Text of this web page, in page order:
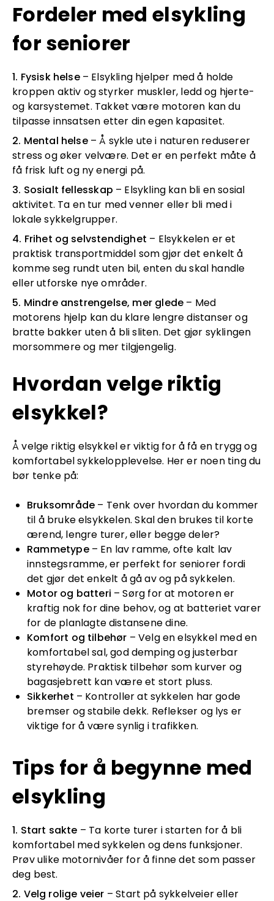
Fordeler med elsykling
for seniorer
1. Fysisk helse– Elsykling hjelper med å holde
kroppen aktiv og styrker muskler, ledd og hjerte-
og karsystemet. Takket være motoren kan du
tilpasse innsatsen etter din egen kapasitet.
2. Mental helse– Å sykle ute i naturen reduserer
stress og øker velvære. Det er en perfekt måte å
få frisk luft og ny energi på.
3. Sosialt fellesskap – Elsykling kan bli en sosial
aktivitet. Ta en tur med venner eller bli med i
lokale sykkelgrupper.
4. Frihet og selvstendighet – Elsykkelen er et
praktisk transportmiddel som gjør det enkelt å
komme seg rundt uten bil, enten du skal handle
eller utforske nye områder.
5. Mindre anstrengelse, mer glede – Med
motorens hjelp kan du klare lengre distanser og
bratte bakker uten å bli sliten. Det gjør syklingen
morsommere og mer tilgjengelig.
Hvordan velge riktig
elsykkel?
Å velge riktig elsykkel er viktig for å få en trygg og
komfortabel sykkelopplevelse. Her er noen ting du
bør tenke på:
Bruksområde – Tenk over hvordan du kommer
til å bruke elsykkelen. Skal den brukes til korte
ærend, lengre turer, eller begge deler?
Rammetype– En lav ramme, ofte kalt lav
innstegsramme, er perfekt for seniorer fordi
det gjør det enkelt å gå av og på sykkelen.
Motor og batteri – Sørg for at motoren er
kraftig nok for dine behov, og at batteriet varer
for de planlagte distansene dine.
Komfort og tilbehør – Velg en elsykkel med en
komfortabel sal, god demping og justerbar
styrehøyde. Praktisk tilbehør som kurver og
bagasjebrett kan være et stort pluss.
Sikkerhet – Kontroller at sykkelen har gode
bremser og stabile dekk. Reflekser og lys er
viktige for å være synlig i trafikken.
Tips for å begynne med
elsykling
1. Start sakte – Ta korte turer i starten for å bli
komfortabel med sykkelen og dens funksjoner.
Prøv ulike motornivåer for å finne det som passer
deg best.
2. Velg rolige veier – Start på sykkelveier eller